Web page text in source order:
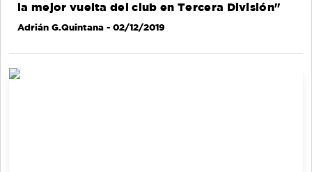
la mejor vuelta del club en Tercera División"
Adrián G.Quintana - 02/12/2019